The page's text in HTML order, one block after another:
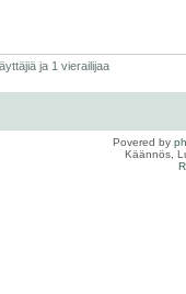
ja 1 vierailijaa
Povered by
Käännös,